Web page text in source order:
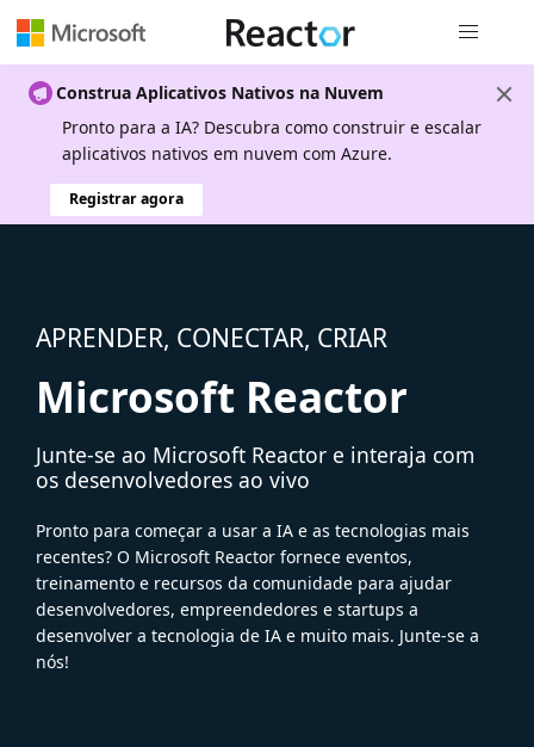
Construa Aplicativos Nativos na Nuvem
Pronto para a IA? Descubra como construir e escalar
aplicativos nativos em nuvem com Azure.
Registrar agora
APRENDER, CONECTAR, CRIAR
Microsoft Reactor
Junte-se ao Microsoft Reactor e interaja com
os desenvolvedores ao vivo
Pronto para começar a usar a IA e as tecnologias mais
recentes? O Microsoft Reactor fornece eventos,
treinamento e recursos da comunidade para ajudar
desenvolvedores, empreendedores e startups a
desenvolver a tecnologia de IA e muito mais. Junte-se a
nós!